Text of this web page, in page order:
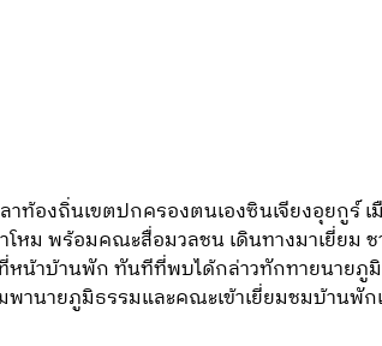
าท้องถิ่นเขตปกครองตนเองซินเจียงอุยกูร์
หม พร้อมคณะสื่อมวลชน เดินทางมาเยี่ยม
น้าบ้านพัก ทันทีที่พบได้กล่าวทักทายนายภู
านายภูมิธรรมและคณะเข้าเยี่ยมชมบ้านพัก